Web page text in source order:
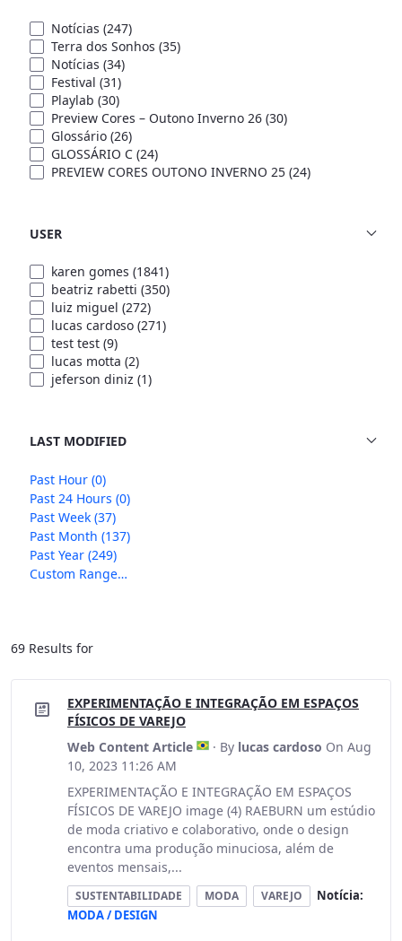
Notícias (247)
Terra dos Sonhos (35)
Notícias (34)
Festival (31)
Playlab (30)
Preview Cores – Outono Inverno 26 (30)
Glossário (26)
GLOSSÁRIO C (24)
PREVIEW CORES OUTONO INVERNO 25 (24)
USER
karen gomes (1841)
beatriz rabetti (350)
luiz miguel (272)
lucas cardoso (271)
test test (9)
lucas motta (2)
jeferson diniz (1)
LAST MODIFIED
Past Hour (0)
Past 24 Hours (0)
Past Week (37)
Past Month (137)
Past Year (249)
Custom Range…
69 Results for
EXPERIMENTAÇÃO E INTEGRAÇÃO EM ESPAÇOS
FÍSICOS DE VAREJO
Web Content Article
· By lucas cardoso On Aug
10, 2023 11:26 AM
EXPERIMENTAÇÃO E INTEGRAÇÃO EM ESPAÇOS
FÍSICOS DE VAREJO image (4) RAEBURN um estúdio
de moda criativo e colaborativo, onde o design
encontra uma produção minuciosa, além de
eventos mensais,...
SUSTENTABILIDADE MODA VAREJO
Notícia:
MODA / DESIGN